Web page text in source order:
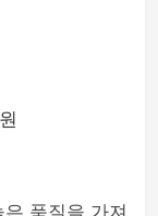
품질을 가져